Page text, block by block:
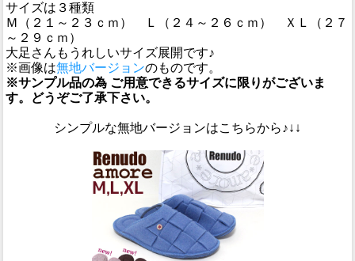
サイズは３種類
Ｍ（２１～２３ｃｍ） Ｌ（２４～２６ｃｍ） ＸＬ（２７
～２９ｃｍ）
大足さんもうれしいサイズ展開です♪
※画像は無地バージョンのものです。
※サンプル品の為 ご用意できるサイズに限りがございま
す。どうぞご了承下さい。
シンプルな無地バージョンはこちらから♪↓↓